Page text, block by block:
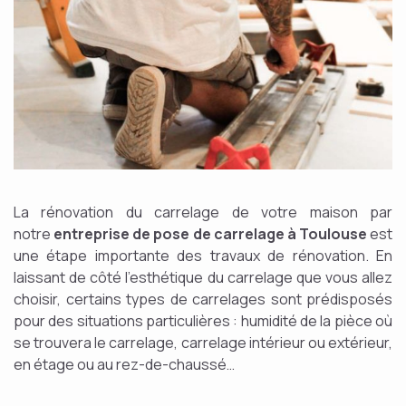
La rénovation du carrelage de votre maison par
notre entreprise de pose de carrelage à Toulouseest
une étape importante des travaux de rénovation. En
laissant de côté l’esthétique du carrelage que vous allez
choisir, certains types de carrelages sont prédisposés
pour des situations particulières : humidité de la pièce où
se trouvera le carrelage, carrelage intérieur ou extérieur,
en étage ou au rez-de-chaussé…